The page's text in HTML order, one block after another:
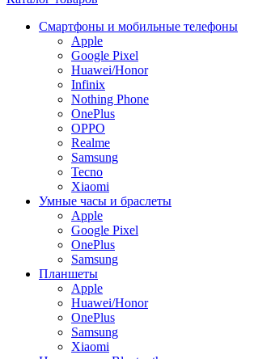
Смартфоны и мобильные телефоны
Apple
Google Pixel
Huawei/Honor
Infinix
Nothing Phone
OnePlus
OPPO
Realme
Samsung
Tecno
Xiaomi
Умные часы и браслеты
Apple
Google Pixel
OnePlus
Samsung
Планшеты
Apple
Huawei/Honor
OnePlus
Samsung
Xiaomi